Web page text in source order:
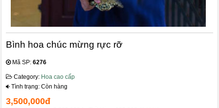
Bình hoa chúc mừng rực rỡ
Mã SP:6276
Category: Hoa cao cấp
Tình trạng: Còn hàng
3,500,000đ